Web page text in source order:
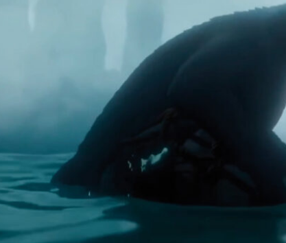
Historia material de los libros
Lagunas mentales
Libros
Narrativas visuales
Pensamiento
Personajes secundarios
Política